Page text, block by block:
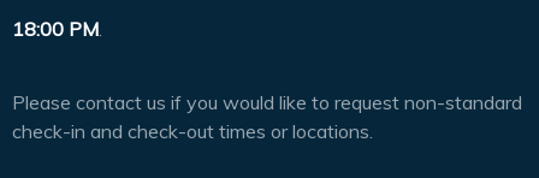
18:00 PM
Please contact us if you would like to request non-standard
check-in and check-out times or locations.